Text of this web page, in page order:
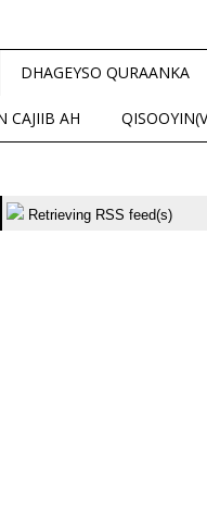
DHAGEYSO QURAANKA
CAJIIB AH
Retrieving RSS feed(s)